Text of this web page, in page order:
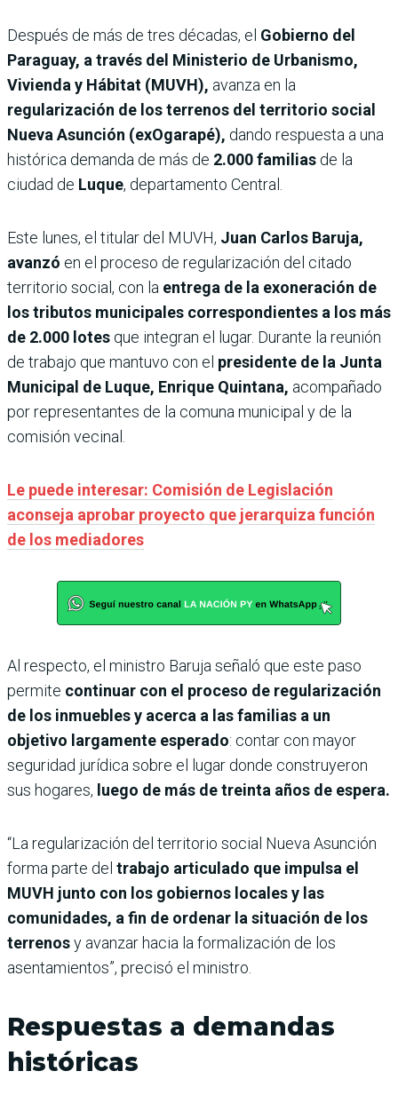
Después de más de tres décadas, el Gobierno del
Paraguay, a través del Ministerio de Urbanismo,
Vivienda y Hábitat (MUVH), avanza en la
regularización de los terrenos del territorio social
Nueva Asunción (exOgarapé), dando respuesta a una
histórica demanda de más de 2.000 familias de la
ciudad de Luque, departamento Central.
Este lunes, el titular del MUVH, Juan Carlos Baruja,
avanzó en el proceso de regularización del citado
territorio social, con la entrega de la exoneración de
los tributos municipales correspondientes a los más
de 2.000 lotes que integran el lugar. Durante la reunión
de trabajo que mantuvo con el presidente de la Junta
Municipal de Luque, Enrique Quintana, acompañado
por representantes de la comuna municipal y de la
comisión vecinal.
Le puede interesar: Comisión de Legislación
aconseja aprobar proyecto que jerarquiza función
de los mediadores
Al respecto, el ministro Baruja señaló que este paso
permite continuar con el proceso de regularización
de los inmuebles y acerca a las familias a un
objetivo largamente esperado: contar con mayor
seguridad jurídica sobre el lugar donde construyeron
sus hogares, luego de más de treinta años de espera.
“La regularización del territorio social Nueva Asunción
forma parte del trabajo articulado que impulsa el
MUVH junto con los gobiernos locales y las
comunidades, a fin de ordenar la situación de los
terrenosy avanzar hacia la formalización de los
asentamientos”, precisó el ministro.
Respuestas a demandas
históricas